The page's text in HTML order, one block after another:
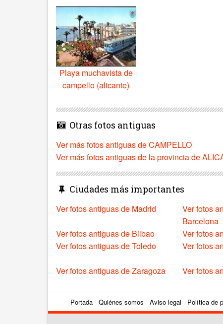
Playa muchavista de
campello (alicante)
Otras fotos antiguas
Ver más fotos antiguas de CAMPELLO
Ver más fotos antiguas de la provincia de
Ciudades más importantes
Ver fotos antiguas de Madrid
Ver fotos
Barcelona
Ver fotos antiguas de Bilbao Ver fotos
Ver fotos antiguas de Toledo
Ver fotos
Ver fotos antiguas de Zaragoza
Ver fotos
Portada Quiénes somos Aviso legal Política de